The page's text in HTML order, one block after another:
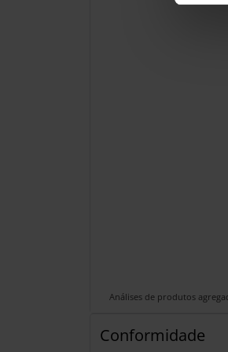
Análises de produtos
Conformidade